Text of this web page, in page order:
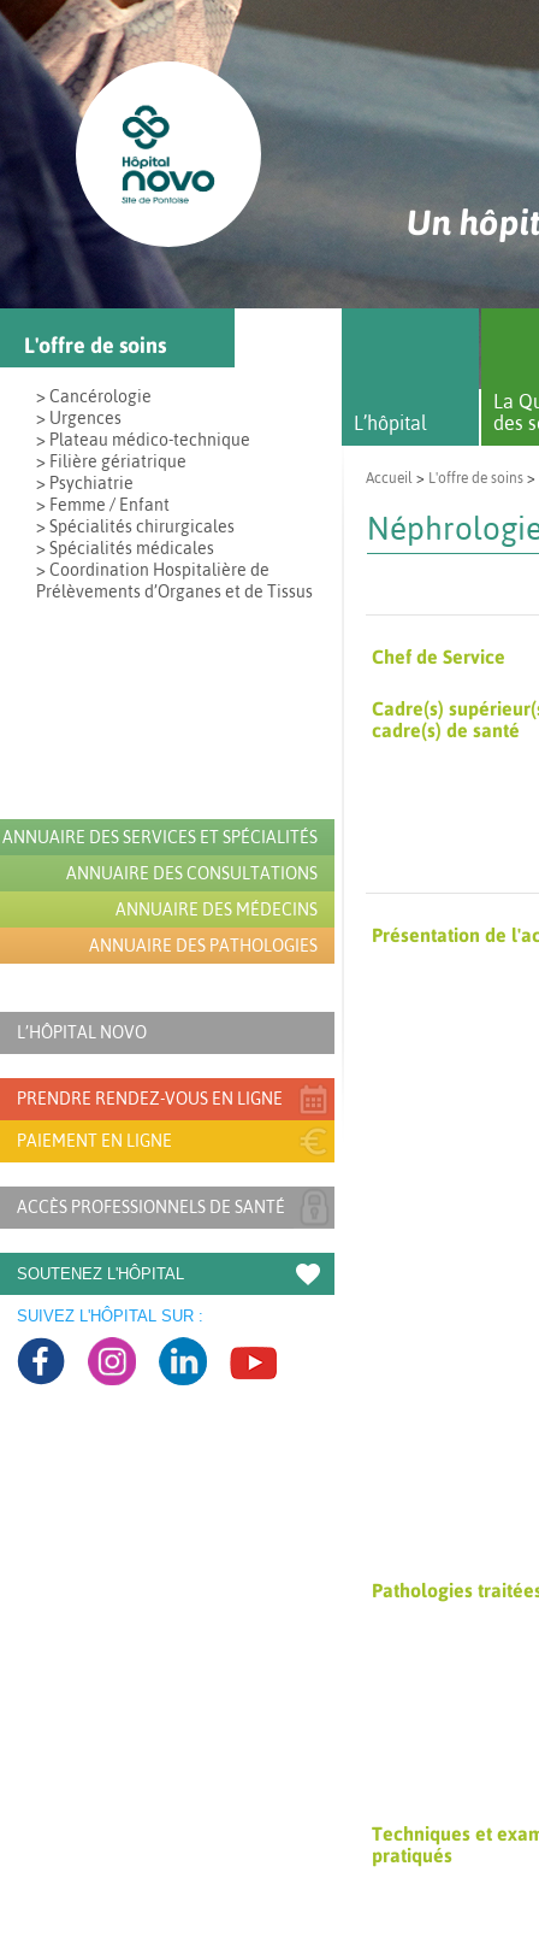
Un
L'offre de soins
> Cancérologie
> Urgences
> Plateau médico-technique
> Filière gériatrique
> Psychiatrie
> Femme / Enfant
> Spécialités chirurgicales
> Spécialités médicales
> Coordination Hospitalière de
Prélèvements d’Organes et de Tissus
ANNUAIRE DES SERVICES ET SPÉCIALITÉS
ANNUAIRE DES CONSULTATIONS
ANNUAIRE DES MÉDECINS
ANNUAIRE DES PATHOLOGIES
L’HÔPITAL NOVO
PRENDRE RENDEZ-VOUS EN LIGNE
PAIEMENT EN LIGNE
ACCÈS PROFESSIONNELS DE SANTÉ
SOUTENEZ L'HÔPITAL
SUIVEZ L'HÔPITAL SUR :
L’hôpital
La
des
Accueil > L'offre de soins >
Chef de Service
Cadre(s)
cadre(s) de santé
Présentation de
Pathologies
Techniques et
pratiqués